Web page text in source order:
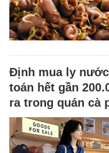
Định mua ly
toán hết gần
ra trong quán cà